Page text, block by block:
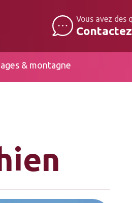
Vous avez des
& montagne